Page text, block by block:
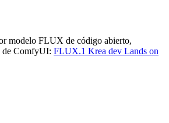
modelo FLUX de código abierto,
de ComfyUI: FLUX.1 Krea dev Lands on